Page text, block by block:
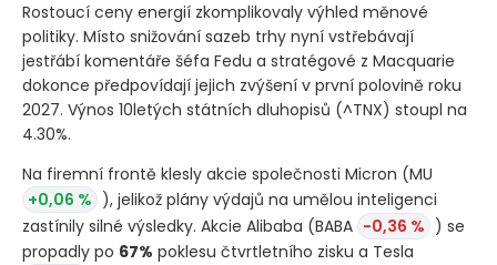
Rostoucí ceny energií zkomplikovaly výhled měnové
politiky. Místo snižování sazeb trhy nyní vstřebávají
jestřábí komentáře šéfa Fedu a stratégové z Macquarie
dokonce předpovídají jejich zvýšení v první polovině roku
2027. Výnos 10letých státních dluhopisů (^TNX) stoupl na
4.30%.
Na firemní frontě klesly akcie společnosti Micron (MU
+0,06 % ), jelikož plány výdajů na umělou inteligenci
zastínily silné výsledky. Akcie Alibaba (BABA -0,36 % ) se
propadly po 67% poklesu čtvrtletního zisku a Tesla